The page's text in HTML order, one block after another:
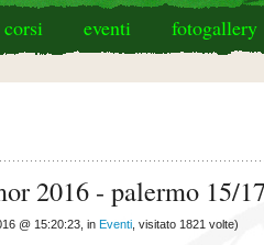
corsi eventi fotogallery
2016 - palermo 15/
@ 15:20:23, in Eventi , visitato 1821 volte)